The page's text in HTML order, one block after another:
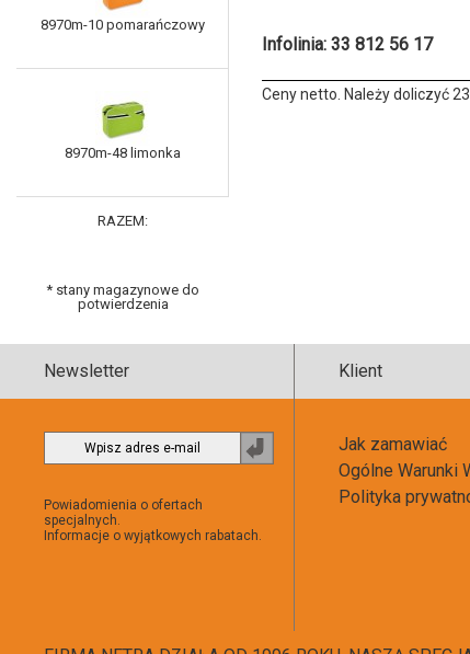
8970m-10 pomarańczowy
8970m-48 limonka
RAZEM:
* stany magazynowe do
potwierdzenia
Infolinia: 33 812 56 17
Ceny netto. Należy doliczyć
Newsletter
Zapisz
newslettera
Powiadomienia o ofertach
specjalnych.
Informacje o wyjątkowych rabatach.
Klient
Jak zamawiać
Ogólne Warunki
Polityka